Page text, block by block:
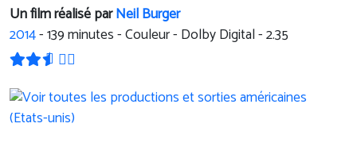
Un film réalisé parNeil Burger
2014-139minutes - Couleur - Dolby Digital - 2.35